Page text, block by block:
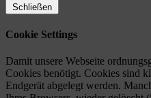
Schließen
Cookie Settings
Damit unsere Webseite
Cookies benötigt. Cookies sind
Endgerät abgelegt werden.